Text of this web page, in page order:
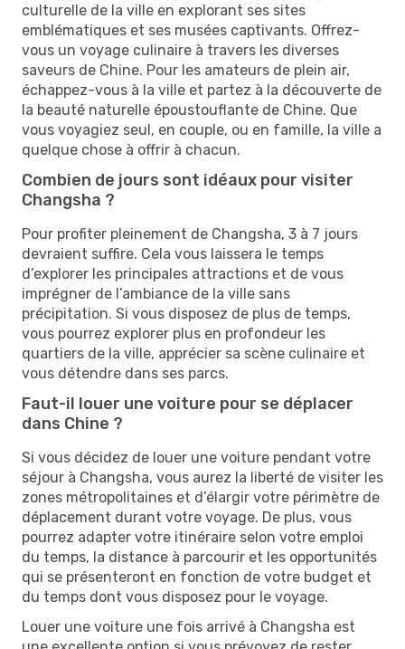
culturelle de la ville en explorant ses sites
emblématiques et ses musées captivants. Offrez-
vous un voyage culinaire à travers les diverses
saveurs de Chine. Pour les amateurs de plein air,
échappez-vous à la ville et partez à la découverte de
la beauté naturelle époustouflante de Chine. Que
vous voyagiez seul, en couple, ou en famille, la ville a
quelque chose à offrir à chacun.
Combien de jours sont idéaux pour visiter
Changsha ?
Pour profiter pleinement de Changsha, 3 à 7 jours
devraient suffire. Cela vous laissera le temps
d’explorer les principales attractions et de vous
imprégner de l’ambiance de la ville sans
précipitation. Si vous disposez de plus de temps,
vous pourrez explorer plus en profondeur les
quartiers de la ville, apprécier sa scène culinaire et
vous détendre dans ses parcs.
Faut-il louer une voiture pour se déplacer
dans Chine ?
Si vous décidez de louer une voiture pendant votre
séjour à Changsha, vous aurez la liberté de visiter les
zones métropolitaines et d’élargir votre périmètre de
déplacement durant votre voyage. De plus, vous
pourrez adapter votre itinéraire selon votre emploi
du temps, la distance à parcourir et les opportunités
qui se présenteront en fonction de votre budget et
du temps dont vous disposez pour le voyage.
Louer une voiture une fois arrivé à Changsha est